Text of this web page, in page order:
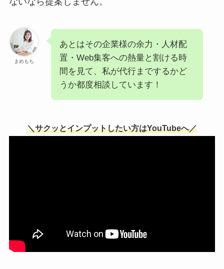
まめもち
あとはその企業様の余力・人材配
置・Web集客への熱量と割ける時
間を見て、私が代行までするかど
うか都度相談しています！
＼サクッとインプットしたい方はYouTubeへ／